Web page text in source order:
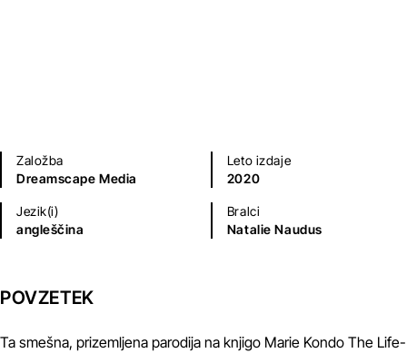
Založba
Dreamscape Media
Leto izdaje
2020
Jezik(i)
angleščina
Bralci
Natalie Naudus
POVZETEK
Ta smešna, prizemljena parodija na knjigo Marie Kondo The Life-